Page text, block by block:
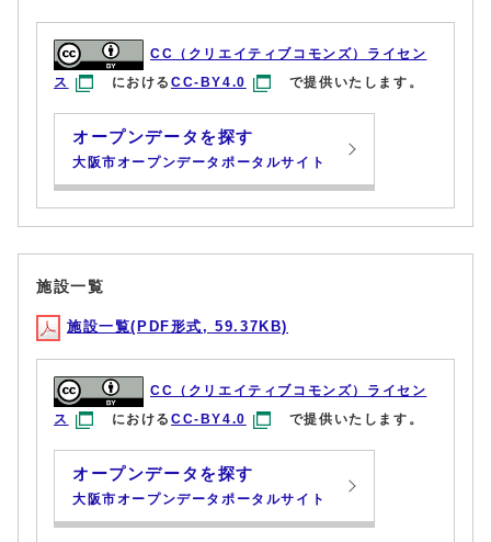
CC（クリエイティブコモンズ）ライセン
ス
におけるCC-BY4.0 で提供いたします。
オープンデータを探す
大阪市オープンデータポータルサイト
施設一覧
施設一覧(PDF形式, 59.37KB)
CC（クリエイティブコモンズ）ライセン
ス
におけるCC-BY4.0 で提供いたします。
オープンデータを探す
大阪市オープンデータポータルサイト